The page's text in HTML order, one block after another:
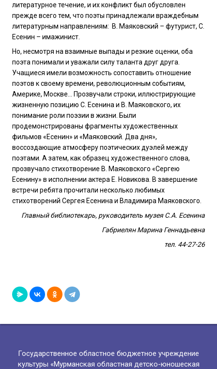
литературное течение, и их конфликт был обусловлен
прежде всего тем, что поэты принадлежали враждебным
литературным направлениям: В. Маяковский – футурист, С.
Есенин – имажинист.
Но, несмотря на взаимные выпады и резкие оценки, оба
поэта понимали и уважали силу таланта друг друга.
Учащиеся имели возможность сопоставить отношение
поэтов к своему времени, революционным событиям,
Америке, Москве… Прозвучали строки, иллюстрирующие
жизненную позицию С. Есенина и В. Маяковского, их
понимание роли поэзии в жизни. Были
продемонстрированы фрагменты художественных
фильмов «Есенин» и «Маяковский. Два дня»,
воссоздающие атмосферу поэтических дуэлей между
поэтами. А затем, как образец художественного слова,
прозвучало стихотворение В. Маяковского «Сергею
Есенину» в исполнении актера Е. Новикова. В завершение
встречи ребята прочитали несколько любимых
стихотворений Сергея Есенина и Владимира Маяковского.
Главный библиотекарь, руководитель музея С.А. Есенина
Габриелян Марина Геннадьевна
тел. 44-27-26
Государственное областное бюджетное учреждение
культуры «Мурманская областная детско-юношеская